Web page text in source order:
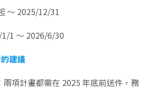
～ 2025/12/31
1 ～ 2026/6/30
建議
兩項計畫都需在 2025 年底前送件，務